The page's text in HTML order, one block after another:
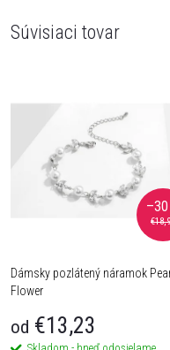
Súvisiaci tovar
–30
Dámsky pozlátený náramok
Flower
od €13,23